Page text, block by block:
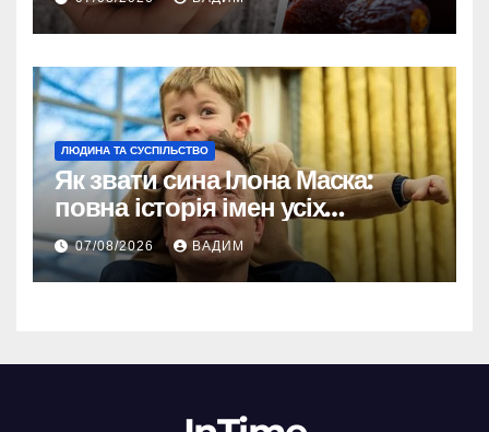
ЛЮДИНА ТА СУСПІЛЬСТВО
Як звати сина Ілона Маска:
повна історія імен усіх
хлопчиків мільярдера
07/08/2026 ВАДИМ